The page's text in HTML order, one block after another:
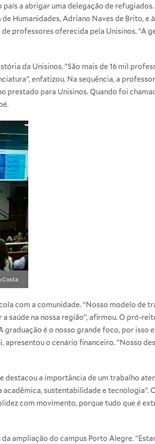
a abrigar uma delegação de refugiados.
Humanidades, Adriano Naves de Brito, e
professores oferecida pela Unisinos. “A
da Unisinos. “São mais de 16 mil
enfatizou. Na sequência, a
prestado para Unisinos. Quando foi
Costa
com a comunidade. “Nosso modelo de
saúde na nossa região”, afirmou. O pró-
é o nosso grande foco, por isso
apresentou o cenário financeiro. “Nosso
a importância de um trabalho
sustentabilidade e tecnologia”.
com movimento, porque tudo que é
ampliação do campus Porto Alegre.